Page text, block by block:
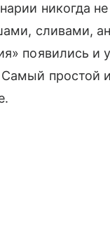
никогда
сливами,
появились и
простой